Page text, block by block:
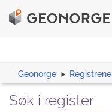
Geonorge Registrene
Søk i register